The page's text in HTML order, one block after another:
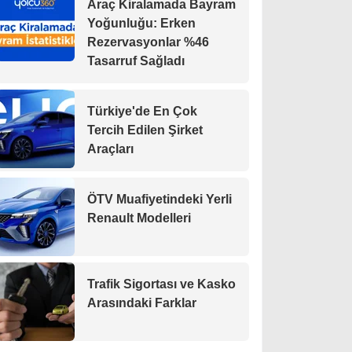
Araç Kiralamada Bayram
Yoğunluğu: Erken
Rezervasyonlar %46
Tasarruf Sağladı
Türkiye'de En Çok
Tercih Edilen Şirket
Araçları
ÖTV Muafiyetindeki Yerli
Renault Modelleri
Trafik Sigortası ve Kasko
Arasındaki Farklar